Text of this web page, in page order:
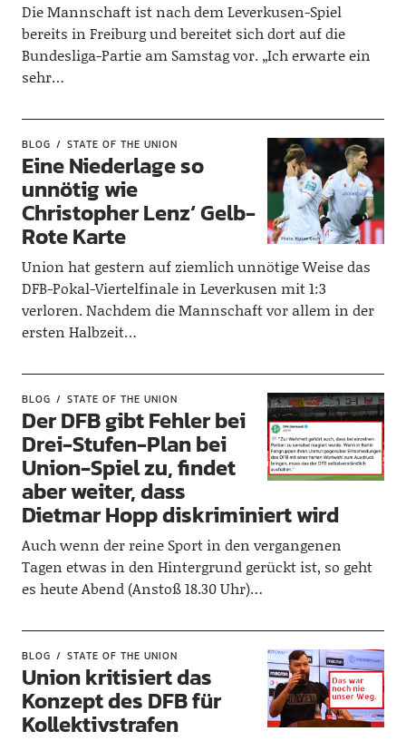
Die Mannschaft ist nach dem Leverkusen-Spiel
bereits in Freiburg und bereitet sich dort auf die
Bundesliga-Partie am Samstag vor. „Ich erwarte ein
sehr…
BLOG STATE OF THE UNION
Eine Niederlage so
unnötig wie
Christopher Lenz‘ Gelb-
Rote Karte
Union hat gestern auf ziemlich unnötige Weise das
DFB-Pokal-Viertelfinale in Leverkusen mit 1:3
verloren. Nachdem die Mannschaft vor allem in der
ersten Halbzeit…
BLOG STATE OF THE UNION
Der DFB gibt Fehler bei
Drei-Stufen-Plan bei
Union-Spiel zu, findet
aber weiter, dass
Dietmar Hopp diskriminiert wird
Auch wenn der reine Sport in den vergangenen
Tagen etwas in den Hintergrund gerückt ist, so geht
es heute Abend (Anstoß 18.30 Uhr)…
BLOG STATE OF THE UNION
Union kritisiert das
Konzept des DFB für
Kollektivstrafen